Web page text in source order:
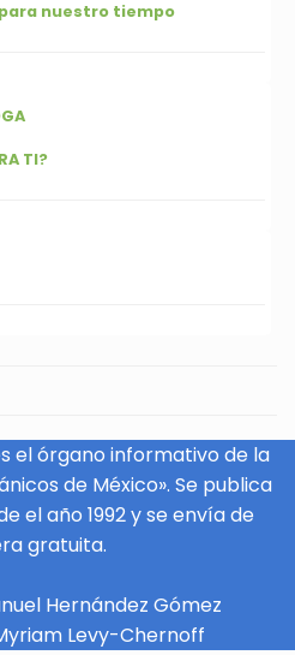
nuestro tiempo
TI?
el órgano informativo de la
de México». Se publica
el año 1992 y se envía de
gratuita.
Hernández Gómez
Levy-Chernoff